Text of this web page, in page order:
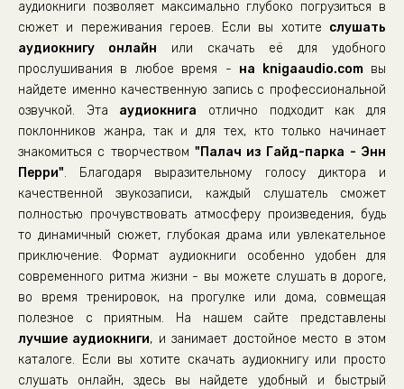
06_02_Палач из Гайд-парка
06_03_Палач из Гайд-парка
06_04_Палач из Гайд-парка
06_05_Палач из Гайд-парка
07_01_Палач из Гайд-парка
07_02_Палач из Гайд-парка
07_03_Палач из Гайд-парка
07_04_Палач из Гайд-парка
07_05_Палач из Гайд-парка
08_01_Палач из Гайд-парка
08_02_Палач из Гайд-парка
08_03_Палач из Гайд-парка
аудиокниги позволяет максимально глубоко погрузиться в
сюжет и переживания героев. Если вы хотите слушать
аудиокнигу онлайн или скачать её для удобного
прослушивания в любое время - на knigaaudio.comвы
найдете именно качественную запись с профессиональной
озвучкой. Эта аудиокнига отлично подходит как для
поклонников жанра, так и для тех, кто только начинает
знакомиться с творчеством "Палач из Гайд-парка - Энн
Перри". Благодаря выразительному голосу диктора и
качественной звукозаписи, каждый слушатель сможет
полностью прочувствовать атмосферу произведения, будь
то динамичный сюжет, глубокая драма или увлекательное
приключение. Формат аудиокниги особенно удобен для
современного ритма жизни - вы можете слушать в дороге,
во время тренировок, на прогулке или дома, совмещая
полезное с приятным. На нашем сайте представлены
лучшие аудиокниги, и занимает достойное место в этом
каталоге. Если вы хотите скачать аудиокнигу или просто
слушать онлайн, здесь вы найдете удобный и быстрый